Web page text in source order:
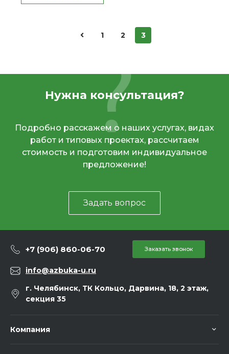
1 2 3
Нужна консультация?
Подробно расскажем о наших услугах, видах
работ и типовых проектах, рассчитаем
стоимость и подготовим индивидуальное
предложение!
Задать вопрос
+7 (906) 860-06-70 Заказать звонок
info@azbuka-u.ru
г. Челябинск, ТК Кольцо, Дарвина, 18, 2 этаж,
секция 35
Компания